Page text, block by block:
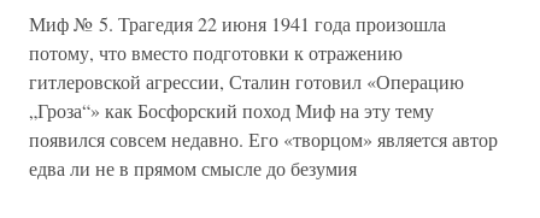
Миф № 5. Трагедия 22 июня 1941 года произошла
потому, что вместо подготовки к отражению
гитлеровской агрессии, Сталин готовил «Операцию
„Гроза“» как Босфорский поход Миф на эту тему
появился совсем недавно. Его «творцом» является автор
едва ли не в прямом смысле до безумия